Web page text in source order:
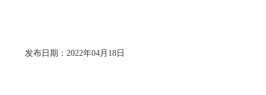
发布日期：2022年04月18日